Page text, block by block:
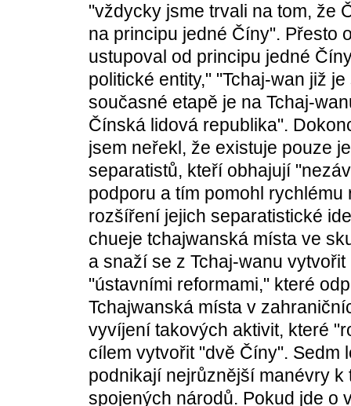
"vždycky jsme trvali na tom, že
na principu jedné Číny". Přesto
ustupoval od principu jedné
politické entity," "Tchaj-wan již
současné etapě je na Tchaj-
Čínská lidová republika".
jsem neřekl, že existuje pouze
separatistů, kteří obhajují
podporu a tím pomohl
rozšíření jejich separatistické
chueje tchajwanská místa ve
a snaží se z Tchaj-wanu
"ústavními reformami," které
Tchajwanská místa v
vyvíjení takových aktivit, které
cílem vytvořit "dvě Číny". Sedm
podnikají nejrůznější manévry
spojených národů. Pokud jde o